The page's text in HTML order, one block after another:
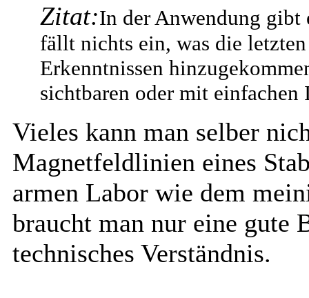
Zitat:In der Anwendung
fällt nichts ein, was die
Erkenntnissen
sichtbaren oder mit einfachen
Vieles kann man selber
Magnetfeldlinien eines
armen Labor wie dem
braucht man nur eine gute
technisches Verständnis.